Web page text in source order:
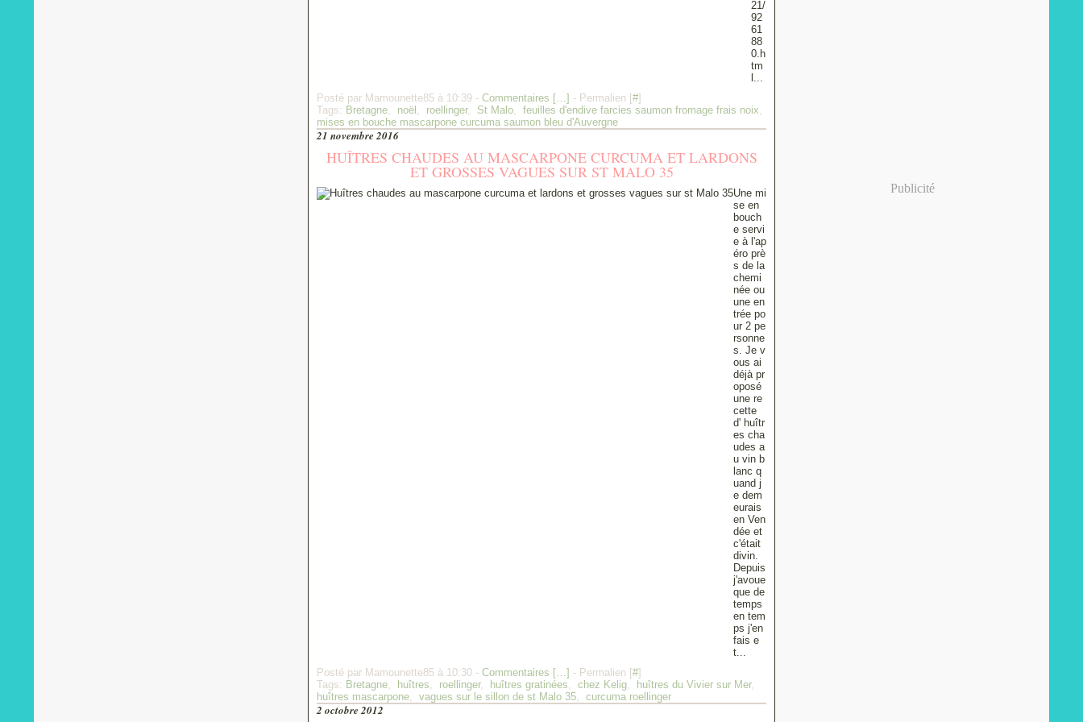
21/
92
61
88
0.h
tm
l...
Posté par Mamounette85 à 10:39 - Commentaires […] - Permalien [#]
Tags: Bretagne, noël , roellinger, St Malo, feuilles d'endive farcies saumon fromage frais noix,
mises en bouche mascarpone curcuma saumon bleu d'Auvergne
21 novembre 2016
HUÎTRES CHAUDES AU MASCARPONE CURCUMA ET LARDONS
ET GROSSES VAGUES SUR ST MALO 35
Une mi
se en
bouch
e servi
e à l'ap
éro prè
s de la
chemi
née ou
une en
trée po
ur 2 pe
rsonne
s. Je v
ous ai
déjà pr
oposé
une re
cette
d' huîtr
es cha
udes a
u vin b
lanc q
uand j
e dem
eurais
en Ven
dée et
c'était
divin.
Depuis
j'avoue
que de
temps
en tem
ps j'en
fais e
t...
Posté par Mamounette85 à 10:30 - Commentaires […] - Permalien [#]
Tags: Bretagne, huîtres, roellinger, huîtres gratinées, chez Kelig, huîtres du Vivier sur Mer,
huîtres mascarpone, vagues sur le sillon de st Malo 35, curcuma roellinger
2 octobre 2012
Publicité